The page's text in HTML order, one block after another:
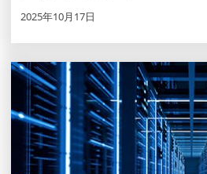
2025年10月17日